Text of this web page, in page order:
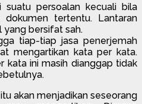
persoalan kecuali bila
tertentu. Lantaran
yang bersifat sah.
tiap-tiap jasa penerjemah
mengartikan kata per kata.
kata ini masih dianggap tidak
akan menjadikan seseorang